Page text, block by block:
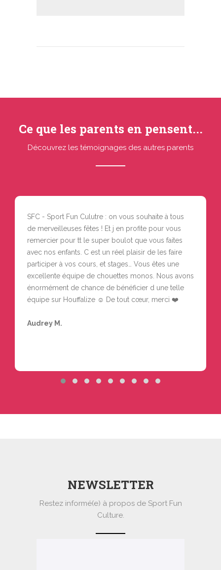
Ce que les parents en pensent...
Découvrez les témoignages des autres parents
SFC - Sport Fun Culutre : on vous souhaite à tous
de merveilleuses fêtes ! Et j en profite pour vous
remercier pour tt le super boulot que vous faites
avec nos enfants. C est un réel plaisir de les faire
participer à vos cours, et stages… Vous êtes une
excellente équipe de chouettes monos. Nous avons
énormément de chance de bénéficier d une telle
équipe sur Houffalize ☺️ De tout cœur, merci ❤️
Audrey M.
NEWSLETTER
Restez informé(e) à propos de Sport Fun
Culture.